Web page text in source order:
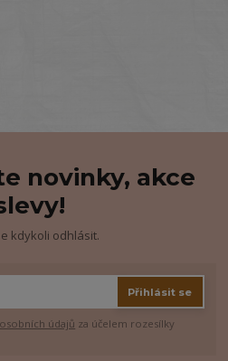
novinky, akce
kdykoli odhlásit.
Přihlásit se
údajů za účelem rozesílky